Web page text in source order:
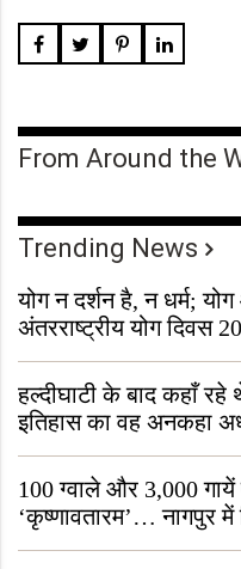
From Around the
Trending News
योग न दर्शन है, न धर्म;
अंतरराष्ट्रीय योग दिवस
हल्दीघाटी के बाद कहाँ रहे
इतिहास का वह अनकहा
जीवित है
100 ग्वाले और 3,000
‘कृष्णावतारम’… नागपुर
“ऐसा तो सिर्फ़ कृष्ण ही